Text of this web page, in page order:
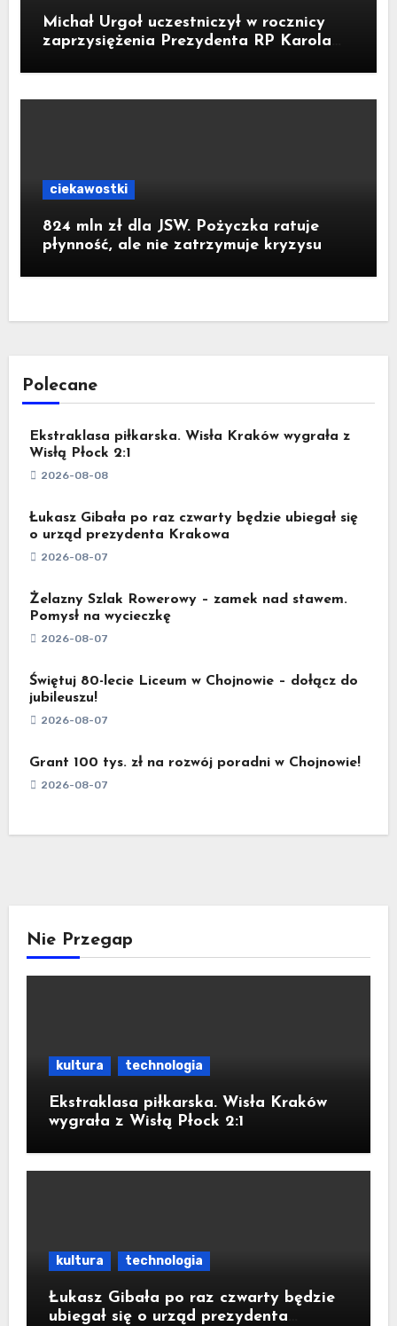
Michał Urgoł uczestniczył w rocznicy
zaprzysiężenia Prezydenta RP Karola
ciekawostki
824 mln zł dla JSW. Pożyczka ratuje
płynność, ale nie zatrzymuje kryzysu
Polecane
Ekstraklasa piłkarska. Wisła Kraków wygrała z
Wisłą Płock 2:1
2026-08-08
Łukasz Gibała po raz czwarty będzie ubiegał się
o urząd prezydenta Krakowa
2026-08-07
Żelazny Szlak Rowerowy – zamek nad stawem.
Pomysł na wycieczkę
2026-08-07
Świętuj 80-lecie Liceum w Chojnowie – dołącz do
jubileuszu!
2026-08-07
Grant 100 tys. zł na rozwój poradni w Chojnowie!
2026-08-07
Nie Przegap
kultura technologia
Ekstraklasa piłkarska. Wisła Kraków
wygrała z Wisłą Płock 2:1
kultura technologia
Łukasz Gibała po raz czwarty będzie
ubiegał się o urząd prezydenta